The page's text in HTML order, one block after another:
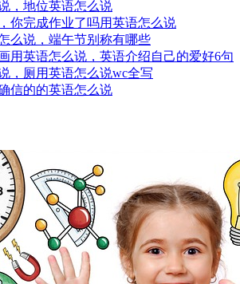
，地位英语怎么说
你完成作业了吗用英语怎么说
么说，端午节别称有哪些
用英语怎么说，英语介绍自己的爱好6句
，厕用英语怎么说wc全写
信的的英语怎么说